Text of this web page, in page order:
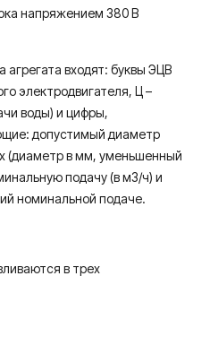
напряжением 380 В
входят: буквы ЭЦВ
электродвигателя, Ц –
воды) и цифры,
допустимый диаметр
(диаметр в мм, уменьшенный
подачу (в м3/ч) и
номинальной подаче.
в трех